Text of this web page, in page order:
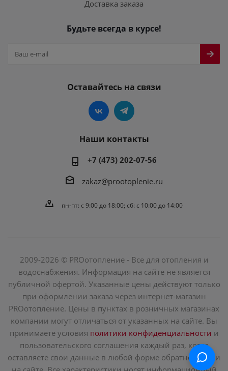
Доставка заказа
Будьте всегда в курсе!
Оставайтесь на связи
Наши контакты
+7 (473) 202-07-56
zakaz@prootoplenie.ru
пн-пт: c 9:00 до 18:00; сб: с 10:00 до 14:00
2009-2026 © PROотопление - Все для отопления и
водоснабжения. Информация на сайте не является
публичной офертой. Указанные цены действуют только
при оформлении заказа через интернет-магазин
PROотопление. Цены в пунктах в розничных магазинах
компании могут отличаться от указанных на сайте. Вы
принимаете условия политики конфиденциальности и
пользовательского соглашения каждый раз, когда
оставляете свои данные в любой форме обратной связи